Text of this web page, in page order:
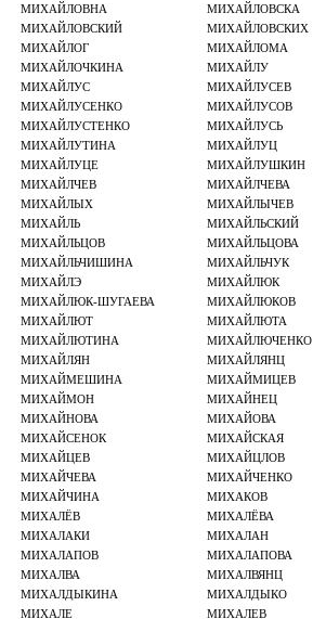
МИХАЙЛОВНА
МИХАЙЛОВСКА
МИХАЙЛОВСКИЙ
МИХАЙЛОВСКИХ
МИХАЙЛОГ
МИХАЙЛОМА
МИХАЙЛОЧКИНА
МИХАЙЛУ
МИХАЙЛУС
МИХАЙЛУСЕВ
МИХАЙЛУСЕНКО
МИХАЙЛУСОВ
МИХАЙЛУСТЕНКО
МИХАЙЛУСЬ
МИХАЙЛУТИНА
МИХАЙЛУЦ
МИХАЙЛУЦЕ
МИХАЙЛУШКИН
МИХАЙЛЧЕВ
МИХАЙЛЧЕВА
МИХАЙЛЫХ
МИХАЙЛЫЧЕВ
МИХАЙЛЬ
МИХАЙЛЬСКИЙ
МИХАЙЛЬЦОВ
МИХАЙЛЬЦОВА
МИХАЙЛЬЧИШИНА
МИХАЙЛЬЧУК
МИХАЙЛЭ
МИХАЙЛЮК
МИХАЙЛЮК-ШУГАЕВА
МИХАЙЛЮКОВ
МИХАЙЛЮТ
МИХАЙЛЮТА
МИХАЙЛЮТИНА
МИХАЙЛЮЧЕНКО
МИХАЙЛЯН
МИХАЙЛЯНЦ
МИХАЙМЕШИНА
МИХАЙМИЦЕВ
МИХАЙМОН
МИХАЙНЕЦ
МИХАЙНОВА
МИХАЙОВА
МИХАЙСЕНОК
МИХАЙСКАЯ
МИХАЙЦЕВ
МИХАЙЦЛОВ
МИХАЙЧЕВА
МИХАЙЧЕНКО
МИХАЙЧИНА
МИХАКОВ
МИХАЛЁВ
МИХАЛЁВА
МИХАЛАКИ
МИХАЛАН
МИХАЛАПОВ
МИХАЛАПОВА
МИХАЛВА
МИХАЛВЯНЦ
МИХАЛДЫКИНА
МИХАЛДЫКО
МИХАЛЕ
МИХАЛЕВ